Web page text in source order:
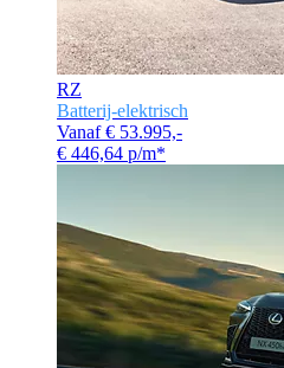
RZ
Batterij-elektrisch
Vanaf € 53.995,-
€ 446,64 p/m*